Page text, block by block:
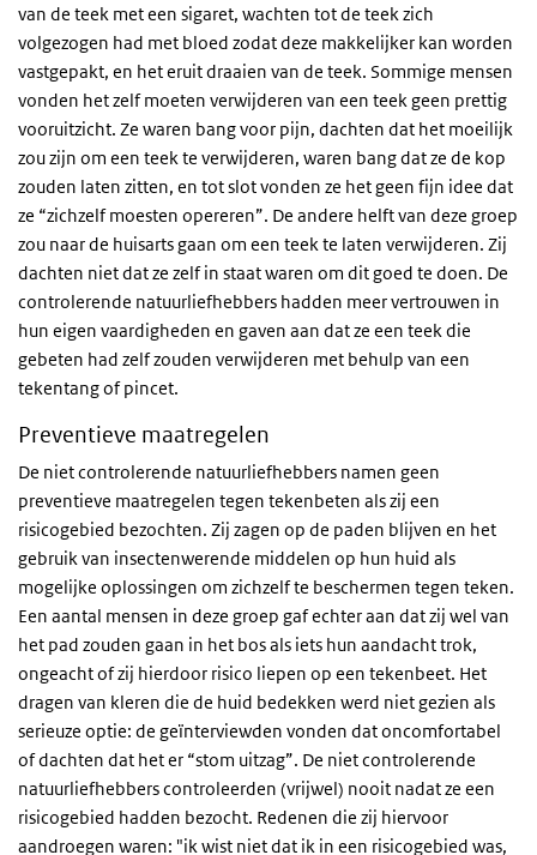
van de teek met een sigaret, wachten tot de teek zich
volgezogen had met bloed zodat deze makkelijker kan worden
vastgepakt, en het eruit draaien van de teek. Sommige mensen
vonden het zelf moeten verwijderen van een teek geen prettig
vooruitzicht. Ze waren bang voor pijn, dachten dat het moeilijk
zou zijn om een teek te verwijderen, waren bang dat ze de kop
zouden laten zitten, en tot slot vonden ze het geen fijn idee dat
ze “zichzelf moesten opereren”. De andere helft van deze groep
zou naar de huisarts gaan om een teek te laten verwijderen. Zij
dachten niet dat ze zelf in staat waren om dit goed te doen. De
controlerende natuurliefhebbers hadden meer vertrouwen in
hun eigen vaardigheden en gaven aan dat ze een teek die
gebeten had zelf zouden verwijderen met behulp van een
tekentang of pincet.
Preventieve maatregelen
De niet controlerende natuurliefhebbers namen geen
preventieve maatregelen tegen tekenbeten als zij een
risicogebied bezochten. Zij zagen op de paden blijven en het
gebruik van insectenwerende middelen op hun huid als
mogelijke oplossingen om zichzelf te beschermen tegen teken.
Een aantal mensen in deze groep gaf echter aan dat zij wel van
het pad zouden gaan in het bos als iets hun aandacht trok,
ongeacht of zij hierdoor risico liepen op een tekenbeet. Het
dragen van kleren die de huid bedekken werd niet gezien als
serieuze optie: de geïnterviewden vonden dat oncomfortabel
of dachten dat het er “stom uitzag”. De niet controlerende
natuurliefhebbers controleerden (vrijwel) nooit nadat ze een
risicogebied hadden bezocht. Redenen die zij hiervoor
aandroegen waren: "ik wist niet dat ik in een risicogebied was,